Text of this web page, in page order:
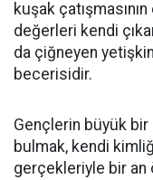
kuşak
değerleri kendi
da çiğneyen
becerisidir.
Gençlerin büyük
bulmak, kendi
gerçekleriyle bir an